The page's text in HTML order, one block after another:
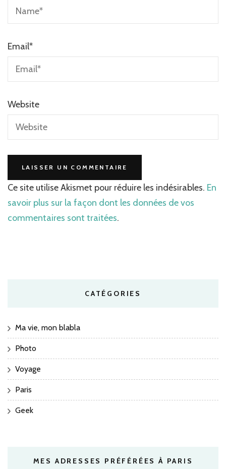
Email*
Website
Ce site utilise Akismet pour réduire les indésirables. En
savoir plus sur la façon dont les données de vos
commentaires sont traitées.
CATÉGORIES
Ma vie, mon blabla
Photo
Voyage
Paris
Geek
MES ADRESSES PRÉFÉRÉES À PARIS